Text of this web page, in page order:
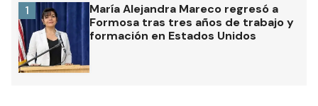
María Alejandra Mareco regresó a
Formosa tras tres años de trabajo y
formación en Estados Unidos
1